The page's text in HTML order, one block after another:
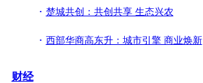
楚城共创：共创共享 生态兴农
西部华商高东升：城市引擎 商业焕新
财经